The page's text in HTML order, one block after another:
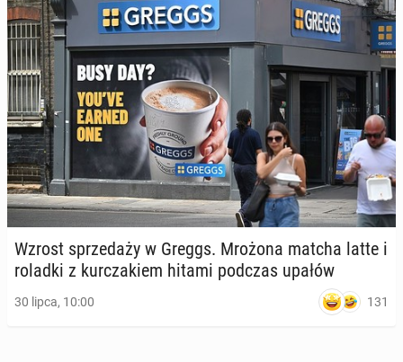
Wzrost sprze­da­ży w Greggs. Mrożona matcha latte i
roladki z kur­cza­kiem hitami podczas upałów
30 lipca, 10:00 131